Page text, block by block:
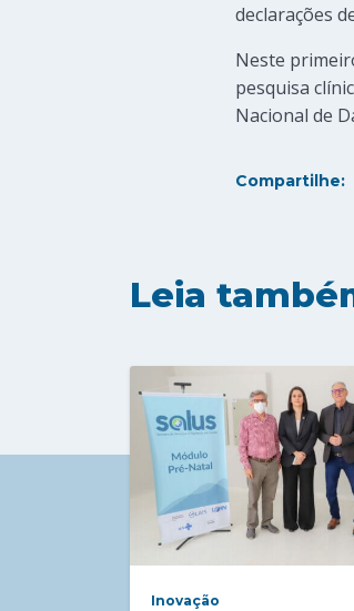
declarações
Neste
pesquisa
Nacional de
Compartilhe:
Leia
Inovação